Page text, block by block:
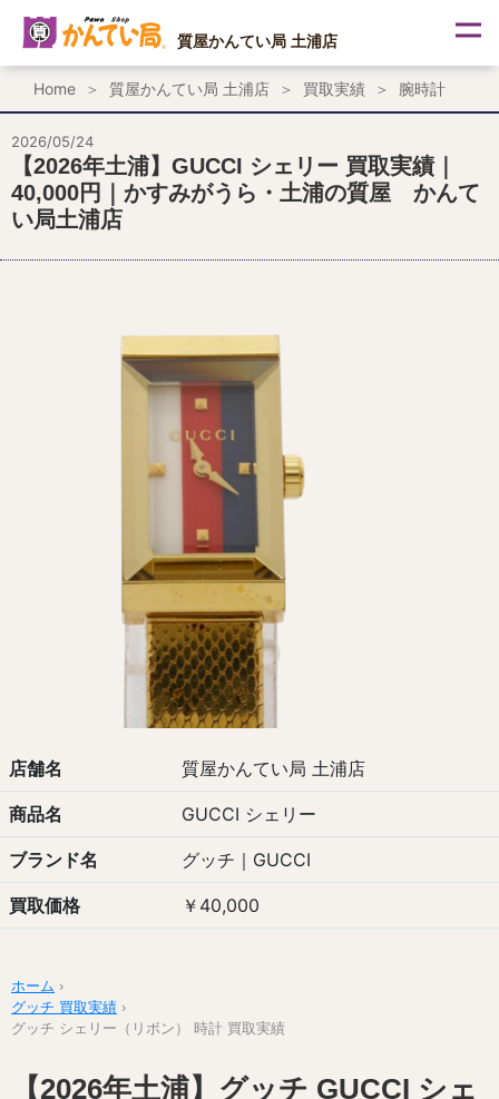
ス
ッ
プ
質屋かんてい局 土浦店
Home 質屋かんてい局 土浦店 買取実績 腕時計
2026/05/24
【2026年土浦】GUCCI シェリー 買取実績｜
40,000円｜かすみがうら・土浦の質屋 かんて
い局土浦店
店舗名 質屋かんてい局 土浦店
商品名 GUCCI シェリー
ブランド名 グッチ｜GUCCI
買取価格 ￥40,000
ホーム ›
グッチ 買取実績 ›
グッチ シェリー（リボン） 時計 買取実績
【2026年土浦】グッチ GUCCI シェ